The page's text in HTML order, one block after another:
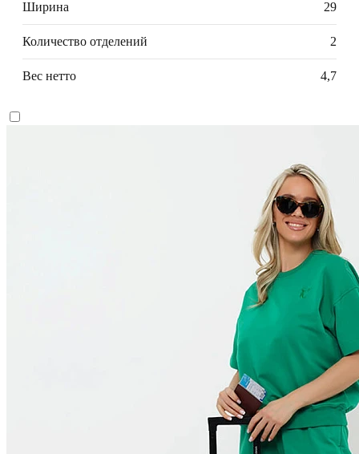
Ширина 29
Количество отделений 2
Вес нетто 4,7